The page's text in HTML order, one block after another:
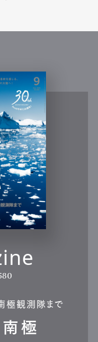
極観測隊まで
極